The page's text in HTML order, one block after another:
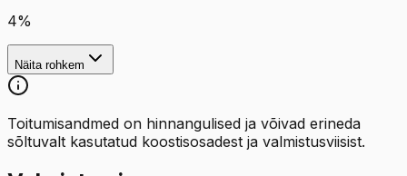
4%
Näita rohkem
Toitumisandmed on hinnangulised ja võivad erineda
sõltuvalt kasutatud koostisosadest ja valmistusviisist.